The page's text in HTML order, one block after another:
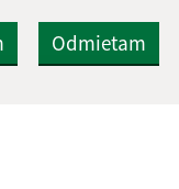
Odmietam